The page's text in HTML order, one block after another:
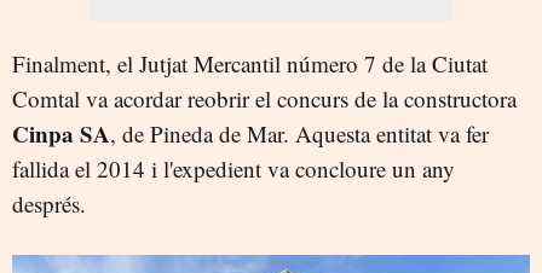
Finalment, el Jutjat Mercantil número 7 de la Ciutat
Comtal va acordar reobrir el concurs de la constructora
Cinpa SA, de Pineda de Mar. Aquesta entitat va fer
fallida el 2014 i l'expedient va concloure un any
després.